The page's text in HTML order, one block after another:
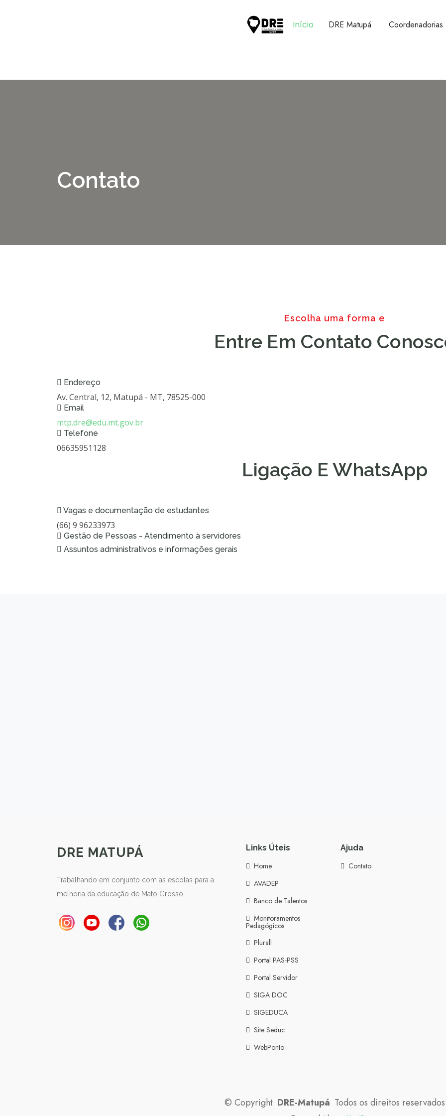
Início DRE Matupá Coordenadorias
Contato
Escolha uma forma e
Entre Em Contato
Endereço
Av. Central, 12, Matupá - MT, 78525-000
Email
mtp.dre@edu.mt.gov.br
Telefone
06635951128
Ligação E WhatsApp
Vagas e documentação de estudantes
(66) 9 96233973
Gestão de Pessoas - Atendimento à servidores
Assuntos administrativos e informações gerais
DRE MATUPÁ
Trabalhando em conjunto com as escolas para a
melhoria da educação de Mato Grosso.
Links Úteis
Home
AVADEP
Banco de Talentos
Monitoramentos
Pedagógicos
Plurall
Portal PAS-PSS
Portal Servidor
SIGA DOC
SIGEDUCA
Site Seduc
WebPonto
Ajuda
Contato
© Copyright DRE-Matupá Todos os direitos reservados